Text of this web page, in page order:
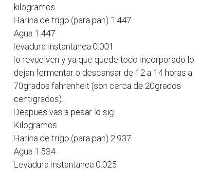
kilogramos
Harina de trigo (para pan) 1.447
Agua 1.447
levadura instantanea 0.001
lo revuelven y ya que quede todo incorporado lo
dejan fermentar o descansar de 12 a 14 horas a
70grados fahrenheit (son cerca de 20grados
centigrados).
Despues vas a pesar lo sig.
Kilogramos
Harina de trigo (para pan) 2.937
Agua 1.534
Levadura instantanea 0.025